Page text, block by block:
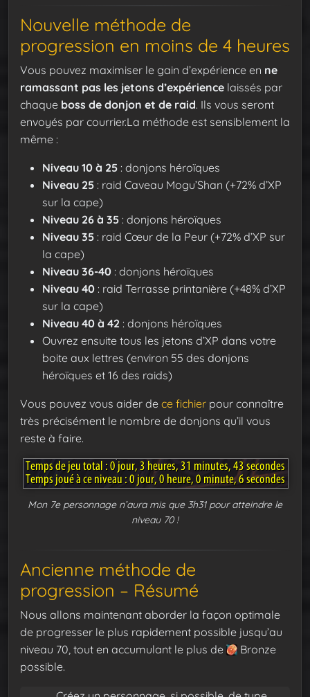
Nouvelle méthode de
progression en moins de 4 heures
Vous pouvez maximiser le gain d’expérience en ne
ramassant pas les jetons d’expérience laissés par
chaque boss de donjon et de raid. Ils vous seront
envoyés par courrier.La méthode est sensiblement la
même :
Niveau 10 à 25 : donjons héroïques
Niveau 25 : raid Caveau Mogu’Shan (+72% d’XP
sur la cape)
Niveau 26 à 35 : donjons héroïques
Niveau 35 : raid Cœur de la Peur (+72% d’XP sur
la cape)
Niveau 36-40 : donjons héroïques
Niveau 40 : raid Terrasse printanière (+48% d’XP
sur la cape)
Niveau 40 à 42 : donjons héroïques
Ouvrez ensuite tous les jetons d’XP dans votre
boite aux lettres (environ 55 des donjons
héroïques et 16 des raids)
Vous pouvez vous aider de ce fichier pour connaître
très précisément le nombre de donjons qu’il vous
reste à faire.
Mon 7e personnage n’aura mis que 3h31 pour atteindre le
niveau 70 !
Ancienne méthode de
progression – Résumé
Nous allons maintenant aborder la façon optimale
de progresser le plus rapidement possible jusqu’au
niveau 70, tout en accumulant le plus de
Bronze
possible.